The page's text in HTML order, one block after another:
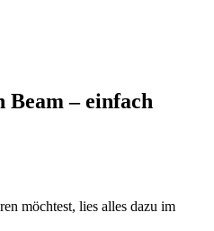
Beam – einfach
möchtest, lies alles dazu im